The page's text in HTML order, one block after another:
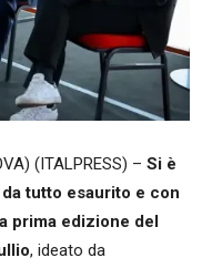
(ITALPRESS) – Si è
tutto esaurito e con
prima edizione del
, ideato da